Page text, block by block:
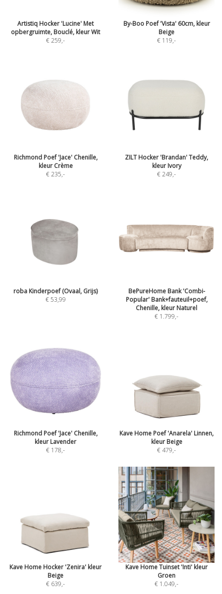
Artistiq Hocker 'Lucine' Met
opbergruimte, Bouclé, kleur Wit
€ 259,-
By-Boo Poef 'Vista' 60cm, kleur
Beige
€ 119,-
Richmond Poef 'Jace' Chenille,
kleur Crème
€ 235,-
ZILT Hocker 'Brandan' Teddy,
kleur Ivory
€ 249,-
roba Kinderpoef (Ovaal, Grijs)
€ 53,99
BePureHome Bank 'Combi-
Popular' Bank+fauteuil+poef,
Chenille, kleur Naturel
€ 1.799,-
Richmond Poef 'Jace' Chenille,
kleur Lavender
€ 178,-
Kave Home Poef 'Anarela' Linnen,
kleur Beige
€ 479,-
Kave Home Hocker 'Zenira' kleur
Beige
€ 639,-
Kave Home Tuinset 'Inti' kleur
Groen
€ 1.049,-